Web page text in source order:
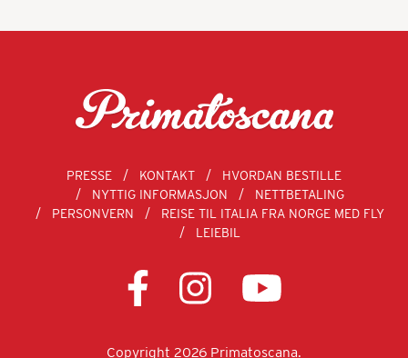
PRESSE KONTAKT
HVORDAN BESTILLE
NYTTIG INFORMASJON
NETTBETALING
PERSONVERN
REISE TIL ITALIA FRA NORGE MED FLY
LEIEBIL
Copyright 2026 Primatoscana.